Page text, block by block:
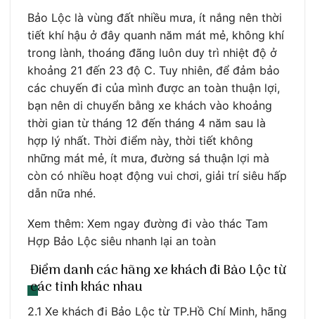
Bảo Lộc là vùng đất nhiều mưa, ít nắng nên thời
tiết khí hậu ở đây quanh năm mát mẻ, không khí
trong lành, thoáng đãng luôn duy trì nhiệt độ ở
khoảng 21 đến 23 độ C. Tuy nhiên, để đảm bảo
các chuyến đi của mình được an toàn thuận lợi,
bạn nên di chuyển bằng xe khách vào khoảng
thời gian từ tháng 12 đến tháng 4 năm sau là
hợp lý nhất. Thời điểm này, thời tiết không
những mát mẻ, ít mưa, đường sá thuận lợi mà
còn có nhiều hoạt động vui chơi, giải trí siêu hấp
dẫn nữa nhé.
Xem thêm: Xem ngay đường đi vào thác Tam
Hợp Bảo Lộc siêu nhanh lại an toàn
Điểm danh các hãng xe khách đi Bảo Lộc từ
các tỉnh khác nhau
2.1 Xe khách đi Bảo Lộc từ TP.Hồ Chí Minh, hãng